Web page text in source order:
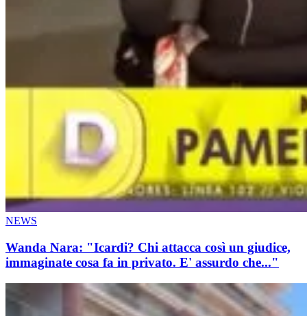
NEWS
Wanda Nara: "Icardi? Chi attacca così un giudice,
immaginate cosa fa in privato. E' assurdo che..."